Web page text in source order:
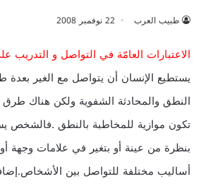
طبيب العرب 22 نوفمبر 2008
الاعتبارات العامّة في التواصل و التدريب
يستطيع الإنسان أن يتواصل مع الغير
النطق والمحادثة الشفوية ولكن هناك
تكون موازية للمخاطبة بالنطق
بنظرة من عينة أو بتغير في علامات وجهة
أساليب مختلفة للتواصل بين